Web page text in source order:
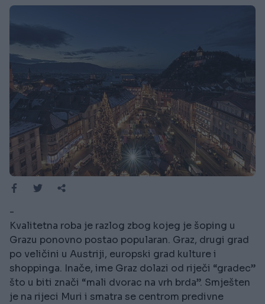
-
Kvalitetna roba je razlog zbog kojeg je šoping u
Grazu ponovno postao popularan. Graz, drugi grad
po veličini u Austriji, europski grad kulture i
shoppinga. Inače, ime Graz dolazi od riječi “gradec”
što u biti znači “mali dvorac na vrh brda”. Smješten
je na rijeci Muri i smatra se centrom predivne